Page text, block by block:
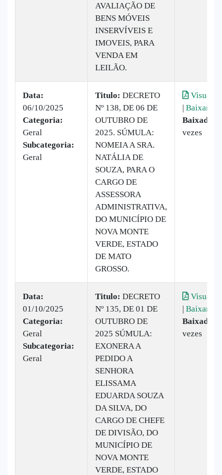
AVALIAÇÃO DE
BENS MÓVEIS
INSERVÍVEIS E
IMOVEIS, PARA
VENDA EM
LEILÃO.
Data:
06/10/2025
Categoria:
Geral
Subcategoria:
Geral
Titulo: DECRETO
Nº 138, DE 06 DE
OUTUBRO DE
2025. SÚMULA:
NOMEIA A SRA.
NATÁLIA DE
SOUZA, PARA O
CARGO DE
ASSESSORA
ADMINISTRATIVA,
DO MUNICÍPIO DE
NOVA MONTE
VERDE, ESTADO
DE MATO
GROSSO.
| Baixar
Baixado:
vezes
Data:
01/10/2025
Categoria:
Geral
Subcategoria:
Geral
Titulo: DECRETO
Nº 135, DE 01 DE
OUTUBRO DE
2025 SÚMULA:
EXONERA A
PEDIDO A
SENHORA
ELISSAMA
EDUARDA SOUZA
DA SILVA, DO
CARGO DE CHEFE
DE DIVISÃO, DO
MUNICÍPIO DE
NOVA MONTE
VERDE, ESTADO
| Baixar
Baixado:
vezes